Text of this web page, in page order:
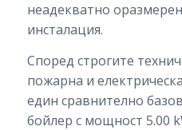
неадекватно
инсталация.
Според строгите
пожарна и
един сравнително
бойлер с мощност 5.00